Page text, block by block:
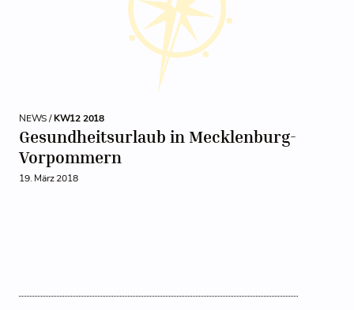
NEWS /KW12 2018
Gesundheitsurlaub in Mecklenburg-
Vorpommern
19. März 2018